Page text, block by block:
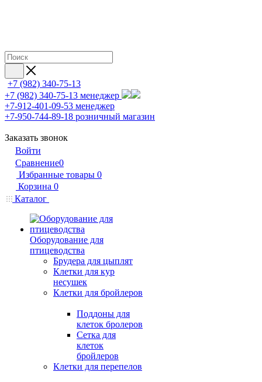
+7 (982) 340-75-13
+7 (982) 340-75-13 менеджер
+7-912-401-09-53 менеджер
+7-950-744-89-18 розничный магазин
Заказать звонок
Войти
Сравнение0
Избранные товары 0
Корзина 0
Каталог
Оборудование для
птицеводства
Брудера для цыплят
Клетки для кур
несушек
Клетки для бройлеров
Поддоны для
клеток бролеров
Сетка для
клеток
бройлеров
Клетки для перепелов